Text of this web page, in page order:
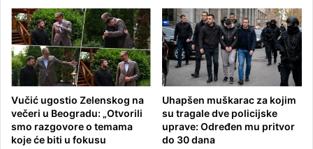
Vučić ugostio Zelenskog na
večeri u Beogradu: „Otvorili
smo razgovore o temama
koje će biti u fokusu
Uhapšen muškarac za kojim
su tragale dve policijske
uprave: Određen mu pritvor
do 30 dana